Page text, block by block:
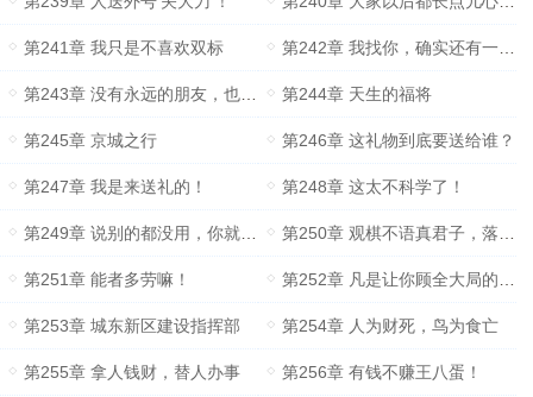
第241章 我只是不喜欢双标 第242章 我找你，确实还有一件事
第243章 没有永远的朋友，也没有永远的敌人 第244章 天生的福将
第245章 京城之行 第246章 这礼物到底要送给谁？
第247章 我是来送礼的！ 第248章 这太不科学了！
第249章 说别的都没用，你就说优不优秀就完了！ 第250章 观棋不语真君子，落子无悔大丈夫
第251章 能者多劳嘛！ 第252章 凡是让你顾全大局的……
第253章 城东新区建设指挥部 第254章 人为财死，鸟为食亡
第255章 拿人钱财，替人办事 第256章 有钱不赚王八蛋！